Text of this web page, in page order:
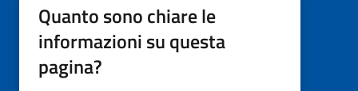
Quanto sono chiare le
informazioni su questa
pagina?